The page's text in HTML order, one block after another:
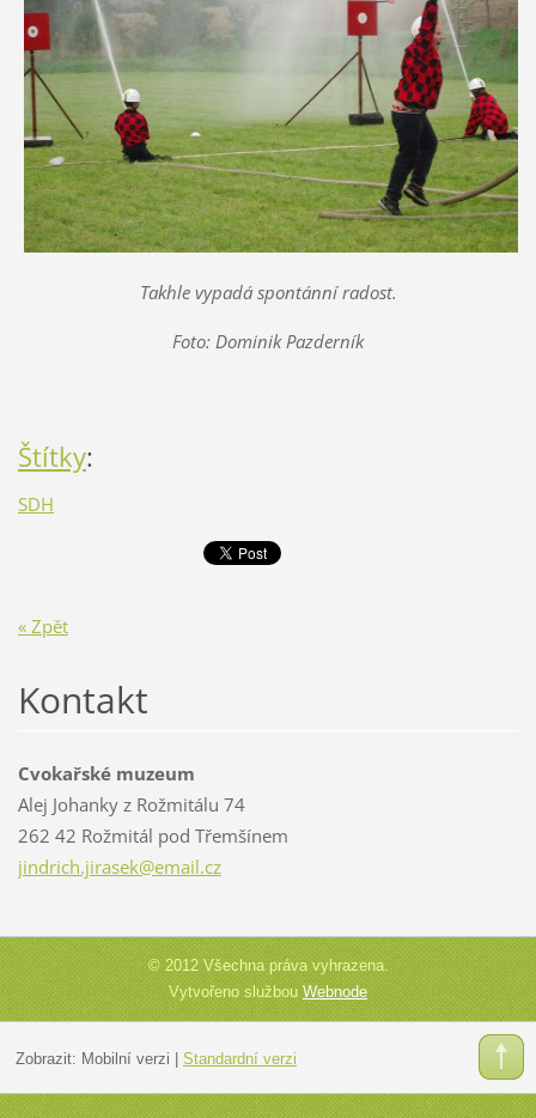
Takhle vypadá spontánní radost.
Foto: Dominik Pazderník
Štítky:
SDH
« Zpět
Kontakt
Cvokařské muzeum
Alej Johanky z Rožmitálu 74
262 42 Rožmitál pod Třemšínem
jindrich.jirasek@email.cz
© 2012 Všechna práva vyhrazena.
Vytvořeno službouWebnode
Zobrazit: Mobilní verzi | Standardní verzi